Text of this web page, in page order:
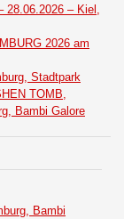
28.06.2026 – Kiel,
2026 am
Stadtpark
TOMB,
Bambi Galore
Bambi